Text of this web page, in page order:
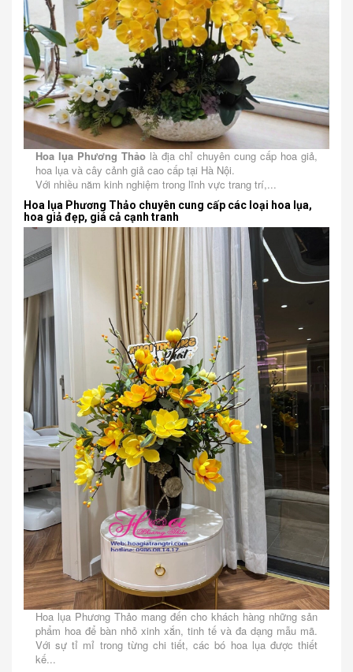
Hoa lụa Phương Thảo là địa chỉ chuyên cung cấp hoa giả,
hoa lụa và cây cảnh giả cao cấp tại Hà Nội.
Với nhiều năm kinh nghiệm trong lĩnh vực trang trí,...
Hoa lụa Phương Thảo chuyên cung cấp các loại hoa lụa,
hoa giả đẹp, giá cả cạnh tranh
Hoa lụa Phương Thảo mang đến cho khách hàng những sản
phẩm hoa để bàn nhỏ xinh xắn, tinh tế và đa dạng mẫu mã.
Với sự tỉ mỉ trong từng chi tiết, các bó hoa lụa được thiết
kế...